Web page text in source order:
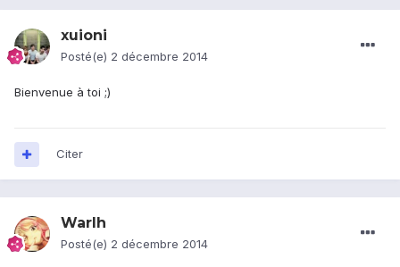
xuioni
Posté(e) 2 décembre 2014
Bienvenue à toi ;)
Citer
Warlh
Posté(e) 2 décembre 2014